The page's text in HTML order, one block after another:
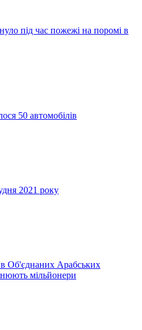
під час пожежі на поромі в
50 автомобілів
2021 року
Об'єднаних Арабських
мільйонери